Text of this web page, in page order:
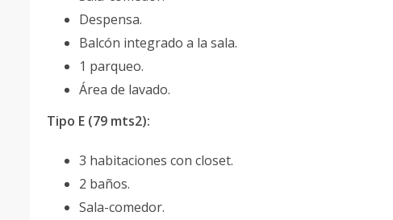
Despensa.
Balcón integrado a la sala.
1 parqueo.
Área de lavado.
Tipo E (79 mts2):
3 habitaciones con closet.
2 baños.
Sala-comedor.